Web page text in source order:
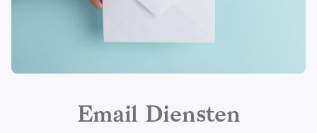
Veel voorkomende
Account Creation
Browserextensies
Aangepaste domeinen en
Accountbeveiliging
Data and Metadata
Email clients
Notices and Disclaimers
Gemeenschap Webverkeersstatistieken
Email Diensten